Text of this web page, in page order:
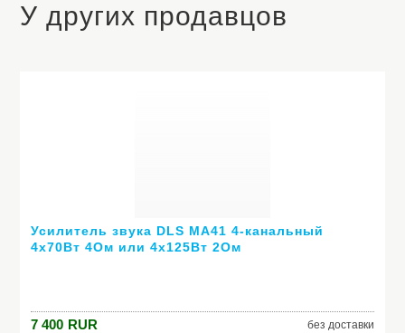
У других продавцов
Усилитель звука DLS MA41 4-канальный
4х70Вт 4Ом или 4х125Вт 2Ом
7 400 RUR без доставки